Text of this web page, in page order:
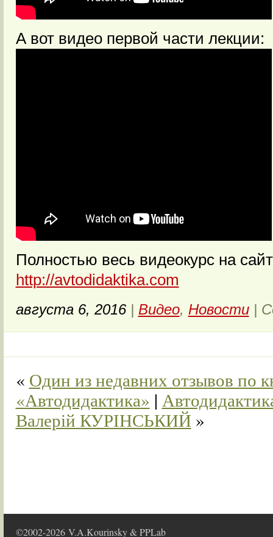
А вот видео первой части лекции:
Полностью весь видеокурс на
http://avtodidaktika.com
августа 6, 2016| Видео, Новости|
« Один из недавних отзывов по
«Автодидактика» |
Валерій КУРІНСЬКИЙ »
©2002-2026 V.A.Kourinsky & PPLab